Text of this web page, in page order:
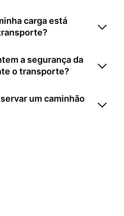
carga está
a segurança da
o transporte?
um caminhão